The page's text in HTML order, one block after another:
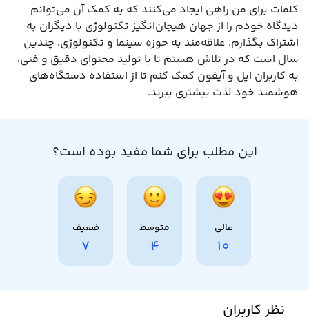
کلمات برای من راهی ایجاد می‌کنند که به کمک آن می‌توانم
دیدگاه خودم را از جهان هیجان‌انگیز تکنولوژی با دیگران به
اشتراک بگذارم. علاقه‌مند به حوزه سینما و تکنولوژی، چندین
سال است که در تلاش هستم تا با تولید محتوای دقیق و فنی،
به کاربران اپل و آیفون کمک کنم تا از استفاده دستگاه‌های
هوشمند خود لذت بیشتری ببرند.
این مطلب برای شما مفید بوده است؟
عالی
10
متوسط
4
ضعیف
7
نظر کاربران